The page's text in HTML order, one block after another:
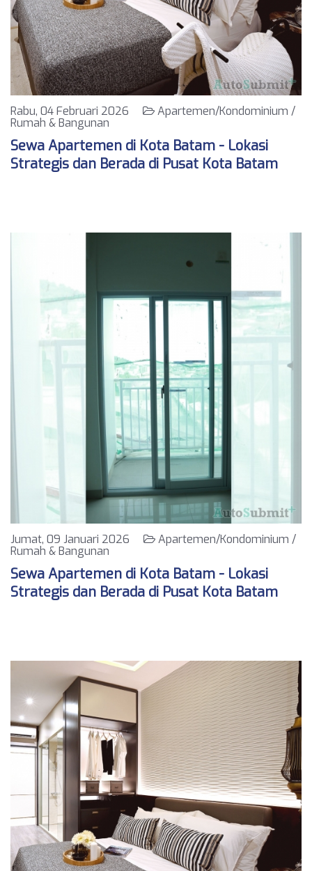
Rabu, 04 Februari 2026
Apartemen/Kondominium /
Rumah & Bangunan
Sewa Apartemen di Kota Batam - Lokasi
Strategis dan Berada di Pusat Kota Batam
Jumat, 09 Januari 2026
Apartemen/Kondominium /
Rumah & Bangunan
Sewa Apartemen di Kota Batam - Lokasi
Strategis dan Berada di Pusat Kota Batam